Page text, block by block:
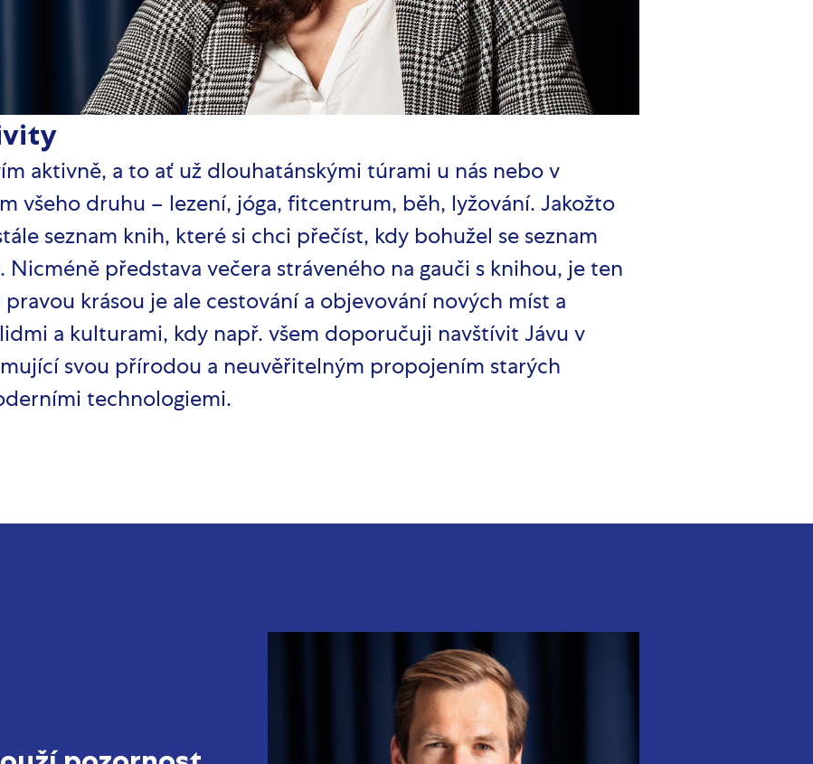
aktivně, a to ať už dlouhatánskými túrami u nás nebo v
všeho druhu – lezení, jóga, fitcentrum, běh, lyžování. Jakožto
seznam knih, které si chci přečíst, kdy bohužel se seznam
představa večera stráveného na gauči s knihou, je ten
krásou je ale cestování a objevování nových míst a
a kulturami, kdy např. všem doporučuji navštívit Jávu v
svou přírodou a neuvěřitelným propojením starých
moderními technologiemi.